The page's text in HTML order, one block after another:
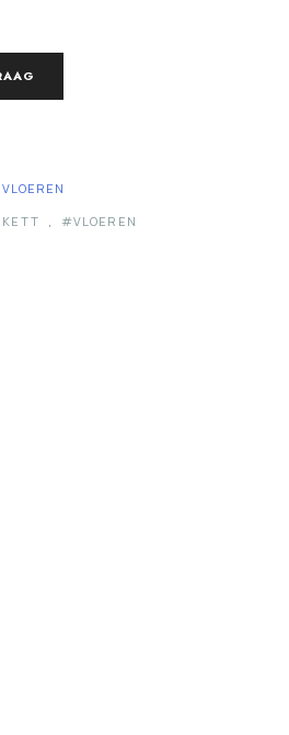
VLOEREN
, VLOEREN